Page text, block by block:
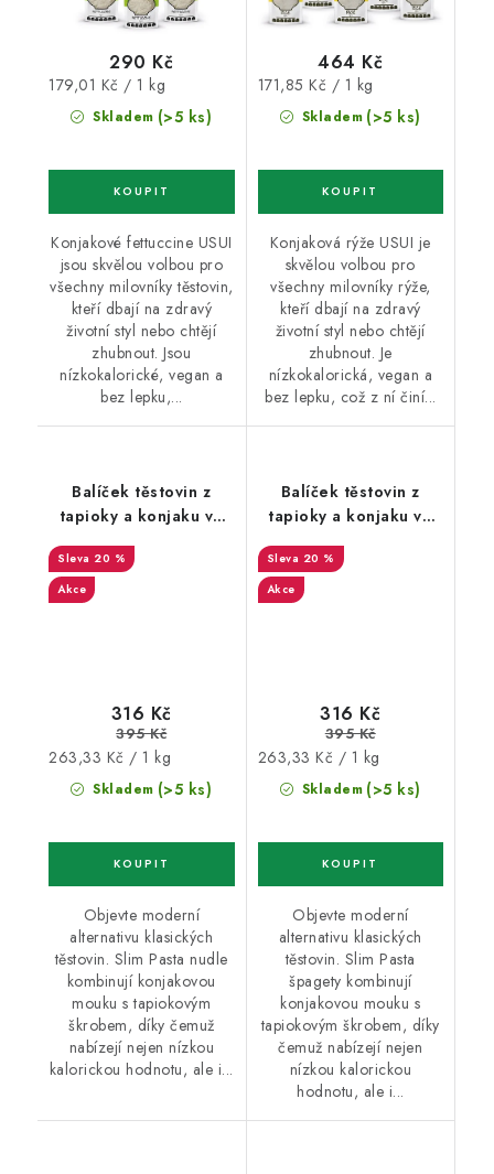
Skladem (>5 ks)
290 Kč
Měrná
cena:
179,01 Kč / 1 kg
Konjakové fettuccine USUI
jsou skvělou volbou pro
všechny milovníky těstovin,
kteří dbají na zdravý
životní styl nebo chtějí
zhubnout. Jsou
nízkokalorické, vegan a
bez lepku,...
Skladem (>5 ks)
464 Kč
Měrná
cena:
171,85 Kč / 1 kg
Konjaková rýže USUI je
skvělou volbou pro
všechny milovníky rýže,
kteří dbají na zdravý
životní styl nebo chtějí
zhubnout. Je
nízkokalorická, vegan a
bez lepku, což z ní činí...
Balíček těstovin z
tapioky a konjaku ve
tvaru nudlí bez nálevu
5+1 zdarma
20 %
Akce
Skladem (>5 ks)
316 Kč
395 Kč
Měrná
cena:
263,33 Kč / 1 kg
Objevte moderní
alternativu klasických
těstovin. Slim Pasta nudle
kombinují konjakovou
mouku s tapiokovým
škrobem, díky čemuž
nabízejí nejen nízkou
kalorickou hodnotu, ale i...
Balíček těstovin z
tapioky a konjaku ve
tvaru špaget bez
nálevu 5+1 zdarma
20 %
Akce
Skladem (>5 ks)
316 Kč
395 Kč
Měrná
cena:
263,33 Kč / 1 kg
Objevte moderní
alternativu klasických
těstovin. Slim Pasta
špagety kombinují
konjakovou mouku s
tapiokovým škrobem, díky
čemuž nabízejí nejen
nízkou kalorickou
hodnotu, ale i...